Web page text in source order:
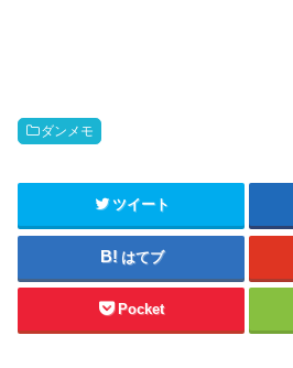
ダンメモ
ツイート
はてブ
Pocket